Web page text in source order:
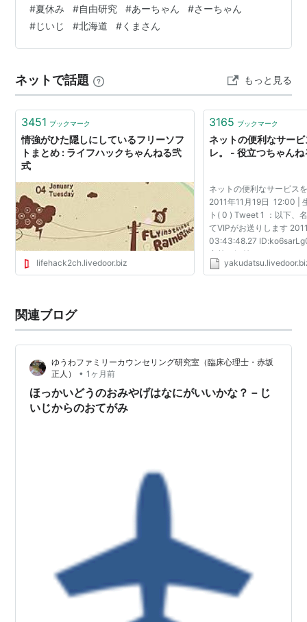
買ってきますので、がまんしてください。 さーちゃん・
あーちゃんの夏休みの自由研究は決まりましたか。とく
いの工作やお絵かきかな。 じいじの自由研究は「北海道
ル、平泳ぎ、犬かき、くまかき（？）、どれでしょう
ね。 旭山動物園のしろくまさんは…
#夏休み #自由研究 #あーちゃん #さーちゃん
#じいじ #北海道 #くまさん
ネットで話題 もっと見る
3451 ブックマーク
情強がひた隠しにしているフリーソフ
トまとめ : ライフハックちゃんねる弐
式
lifehack2ch.livedoor.biz
3165 ブックマーク
ネットの便利なサー
レ。 - 役立つちゃんね
ネットの便利なサービス
2011年11月19日 12:00 |
ト( 0 ) Tweet 1 ：以下、
てVIPがお送りします
03:43:48.27
意外と気付かないからね
http://
関連ブログ
ゆうわファミリーカウンセリング研究室（臨床心理士・赤坂
正人）
• 1ヶ月前
ほっかいどうのおみやげはなにがいいかな？－じ
いじからのおてがみ